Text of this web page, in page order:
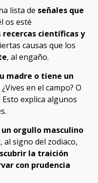
lista de señales que
os esté
recercas científicas y
causas que los
, al engaño.
madre o tiene un
¿Vives en el campo? O
explica algunos
orgullo masculino
al signo del zodiaco,
la traición
con prudencia